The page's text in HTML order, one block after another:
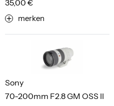
35,00 €
merken
70-200mm F2.8 GM OSS II
Sony